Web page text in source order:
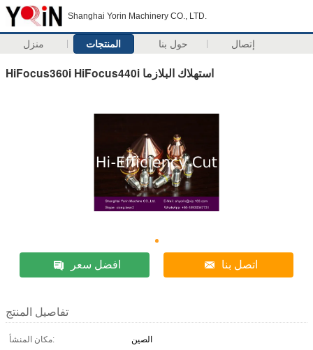
Shanghai Yorin Machinery CO., LTD.
منزل المنتجات حول بنا إتصال
HiFocus360i HiFocus440i استهلاك البلازما
افضل سعر اتصل بنا
تفاصيل المنتج
مكان المنشأ:
الصين